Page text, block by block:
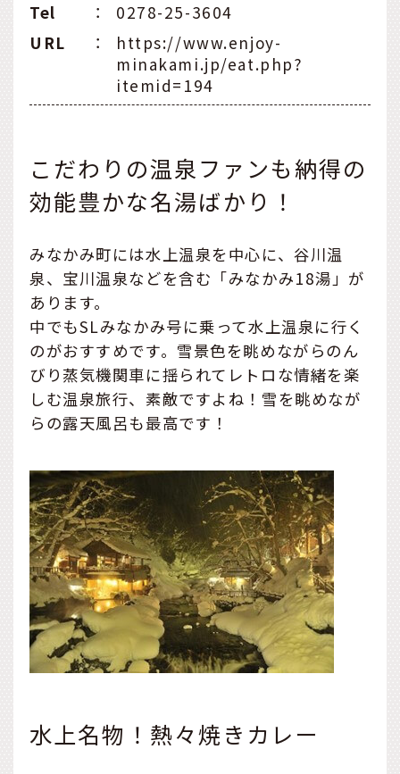
Tel
：
0278-25-3604
URL
：
https://www.enjoy-
minakami.jp/eat.php?
itemid=194
こだわりの温泉ファンも納得の
効能豊かな名湯ばかり！
みなかみ町には水上温泉を中心に、谷川温
泉、宝川温泉などを含む「みなかみ18湯」が
あります。
中でもSLみなかみ号に乗って水上温泉に行く
のがおすすめです。雪景色を眺めながらのん
びり蒸気機関車に揺られてレトロな情緒を楽
しむ温泉旅行、素敵ですよね！雪を眺めなが
らの露天風呂も最高です！
水上名物！熱々焼きカレー